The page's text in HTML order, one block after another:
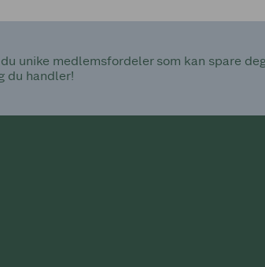
unike medlemsfordeler som kan spare
du handler!